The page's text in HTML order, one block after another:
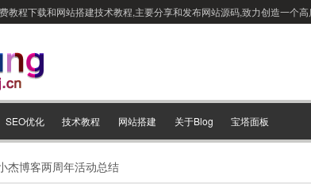
教程下载和网站搭建技术教程,主要分享和发布网站源码,致力创造一个
SEO优化 技术教程 网站搭建 关于Blog 宝塔面板
杰博客两周年活动总结